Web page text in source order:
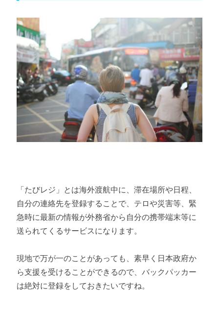
「たびレジ」とは海外渡航中に、滞在場所や日程、
自分の連絡先を登録することで、テロや災害等、緊
急時に最新の情報が外務省から自分の携帯端末等に
送られてくるサービスになります。
現地で万が一のことがあっても、素早く日本政府か
ら支援を受けることができるので、バックパッカー
は絶対に登録をしておきたいですね。